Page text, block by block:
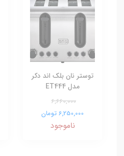
توستر نان بلک اند دکر
مدل ET444
6,660,000
6,250,000 تومان
ناموجود